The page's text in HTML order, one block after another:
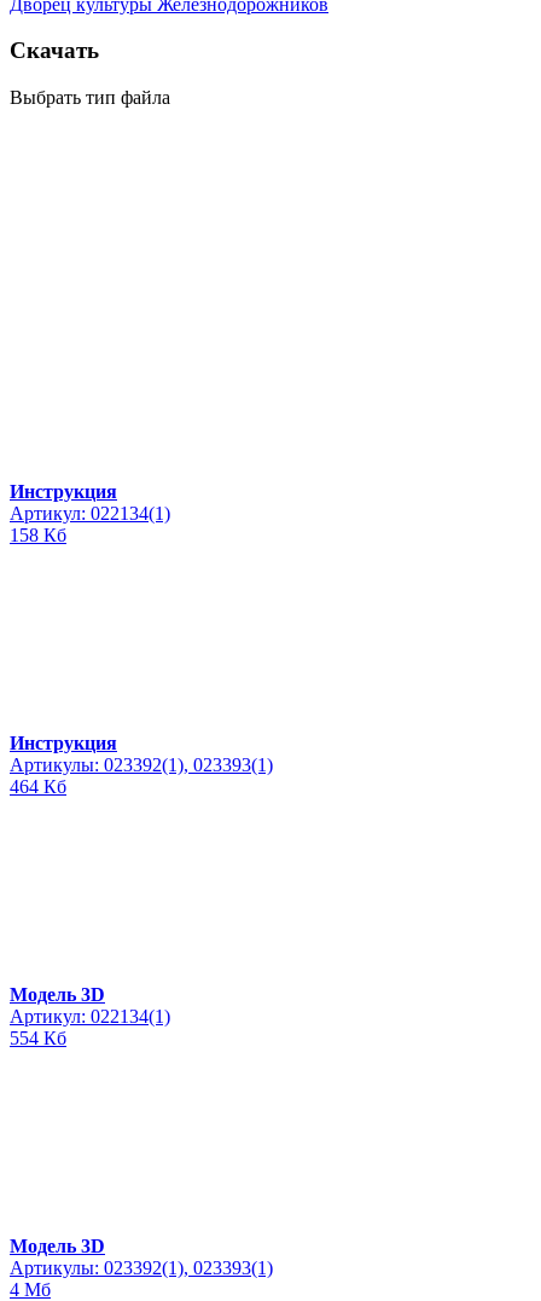
Скачать
Выбрать тип файла
Инструкция
Артикул: 022134(1)
158 Кб
Инструкция
Артикулы: 023392(1), 023393(1)
464 Кб
Модель 3D
Артикул: 022134(1)
554 Кб
Модель 3D
Артикулы: 023392(1), 023393(1)
4 Мб